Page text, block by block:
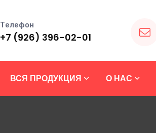
Телефон
+7 (926) 396-02-01
ВСЯ ПРОДУКЦИЯ О НАС